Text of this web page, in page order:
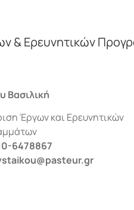
& Ερευνητικών
Βασιλική
Έργων και Ερευνητικών
6478867